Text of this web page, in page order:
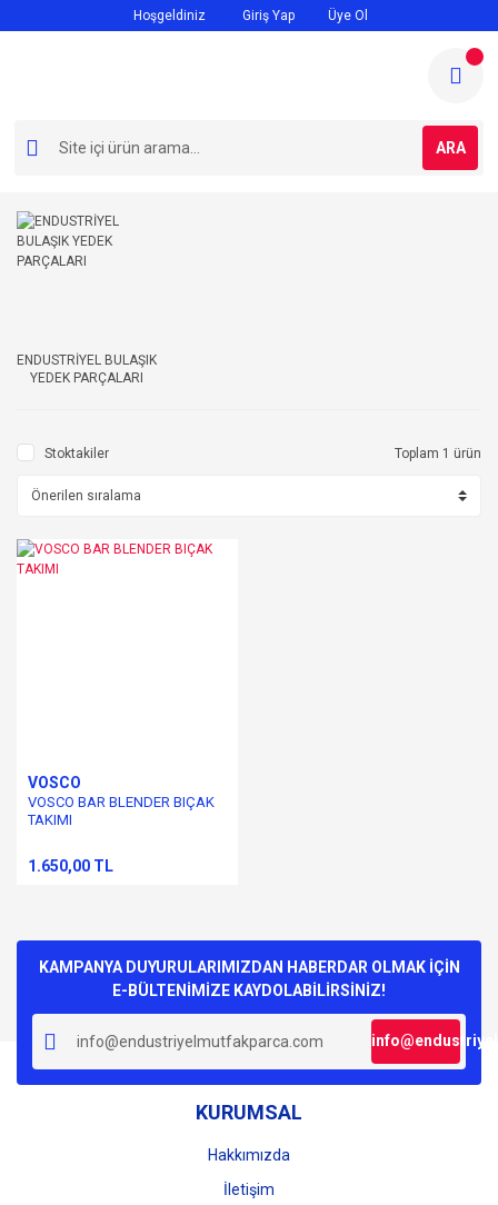
Hoşgeldiniz Giriş Yap Üye Ol
ARA
ENDUSTRİYEL BULAŞIK
YEDEK PARÇALARI
Stoktakiler Toplam 1 ürün
VOSCO
VOSCO BAR BLENDER BIÇAK
TAKIMI
1.650,00 TL
KAMPANYA DUYURULARIMIZDAN HABERDAR OLMAK İÇİN
E-BÜLTENİMİZE KAYDOLABİLİRSİNİZ!
KURUMSAL
Hakkımızda
İletişim